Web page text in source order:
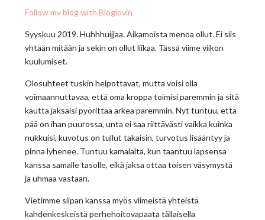
Follow my blog with Bloglovin
Syyskuu 2019. Huhhhuijjaa. Aikamoista menoa ollut. Ei siis
yhtään mitään ja sekin on ollut liikaa. Tässä viime viikon
kuulumiset.
Olosuhteet tuskin helpottavat, mutta voisi olla
voimaannuttavaa, että oma kroppa toimisi paremmin ja sitä
kautta jaksaisi pyörittää arkea paremmin. Nyt tuntuu, että
pää on ihan puurossa, unta ei saa riittävästi vaikka kuinka
nukkuisi, kuvotus on tullut takaisin, turvotus lisääntyy ja
pinna lyhenee. Tuntuu kamalalta, kun taantuu lapsensa
kanssa samalle tasolle, eikä jaksa ottaa toisen väsymystä
ja uhmaa vastaan.
Vietimme siipan kanssa myös viimeistä yhteistä
kahdenkeskeistä perhehoitovapaata tällaisella